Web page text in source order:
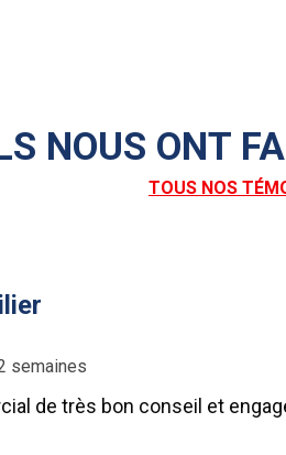
NOUS ONT
TOUS NOS
semaines
de très bon conseil et